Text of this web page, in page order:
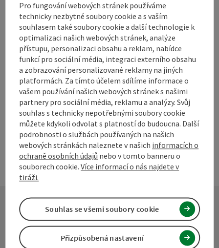
Označit příspěvek
přejít na poznámky
Vytvořit PDF
Vytisknout
příspěvek
V okolí
powered byTOURDATA Navrhnout změnu
Kontakt
Pro fungování webových stránek používáme
technicky nezbytné soubory cookie a s vaším
souhlasem také soubory cookie a další technologie k
optimalizaci našich webových stránek, analýze
přístupu, personalizaci obsahu a reklam, nabídce
funkcí pro sociální média, integraci externího obsahu
a zobrazování personalizované reklamy na jiných
platformách. Za tímto účelem sdílíme informace o
vašem používání našich webových stránek s našimi
partnery pro sociální média, reklamu a analýzy. Svůj
souhlas s technicky nepotřebnými soubory cookie
můžete kdykoli odvolat s platností do budoucna. Další
podrobnosti o službách používaných na našich
webových stránkách naleznete v našich informacích o
ochraně osobních údajů nebo v tomto banneru o
souborech cookie.Více informací o nás najdete v
tiráži.
Přizpůsobená nastavení
Souhlas se všemi soubory cookie